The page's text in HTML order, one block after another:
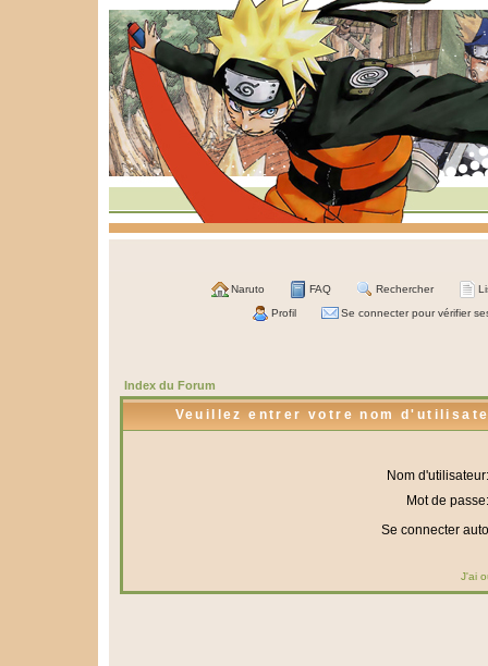
Naruto FAQ Rechercher
Profil Se connecter pour vérifier
Index du Forum
Veuillez entrer votre nom
Nom d'utilisateur:
Mot de passe:
Se connecter
J'ai